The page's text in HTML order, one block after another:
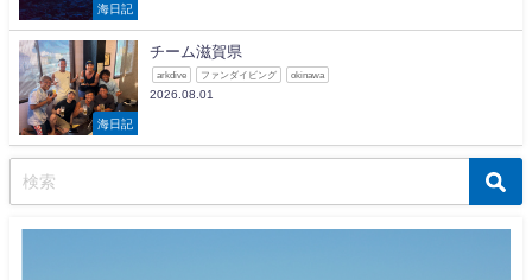
海日記
海日記
チーム滋賀県
arkdive ファンダイビング okinawa
2026.08.01